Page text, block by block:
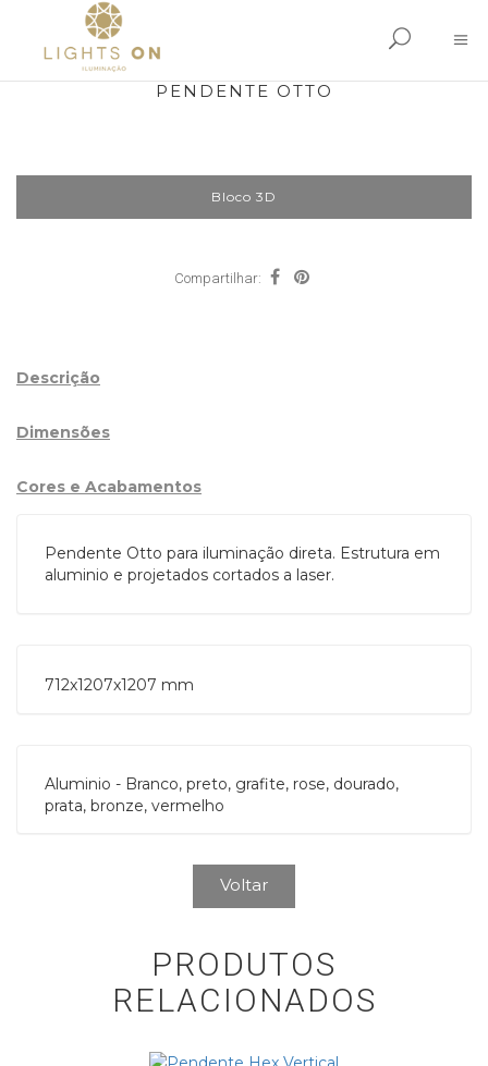
PENDENTE OTTO
Bloco 3D
Compartilhar:
Descrição
Dimensões
Cores e Acabamentos
Pendente Otto para iluminação direta. Estrutura em
aluminio e projetados cortados a laser.
712x1207x1207 mm
Aluminio - Branco, preto, grafite, rose, dourado,
prata, bronze, vermelho
Voltar
PRODUTOS
RELACIONADOS